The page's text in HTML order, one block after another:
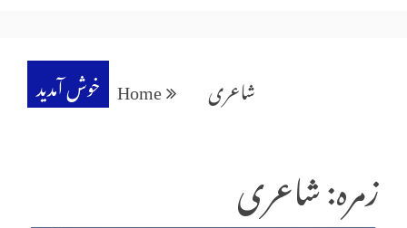
خوش آمدید Home شاعری
زمرہ: شاعری